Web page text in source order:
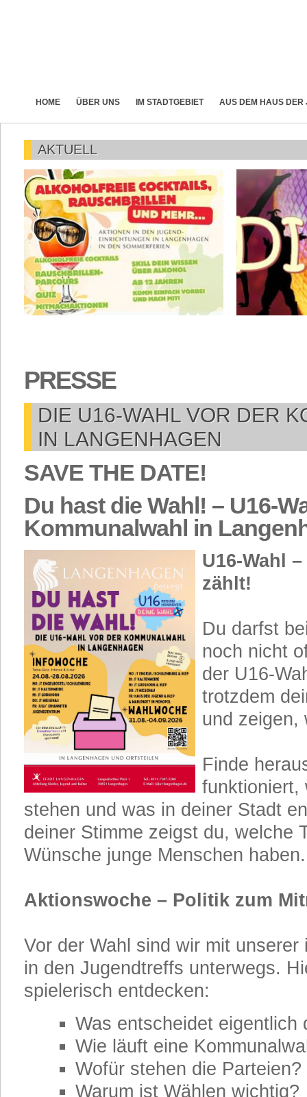
HOME ÜBER UNS IM STADTGEBIET AUS DEM HAUS DER
AKTUELL
PRESSE
DIE U16-WAHL VOR DER
IN LANGENHAGEN
SAVE THE DATE!
Du hast die Wahl! – U16-
Kommunalwahl in
U16-Wahl
zählt!
Du darfst
noch nicht
der U16-
trotzdem
und zeigen,
Finde
funktioniert,
stehen und was in deiner Stadt
deiner Stimme zeigst du, welche
Wünsche junge Menschen haben.
Aktionswoche – Politik zum
Vor der Wahl sind wir mit
in den Jugendtreffs unterwegs.
spielerisch entdecken:
Was entscheidet eigentlich
Wie läuft eine
Wofür stehen die Parteien?
Warum ist Wählen wichtig?